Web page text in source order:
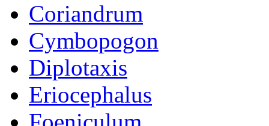
Coriandrum
Cymbopogon
Diplotaxis
Eriocephalus